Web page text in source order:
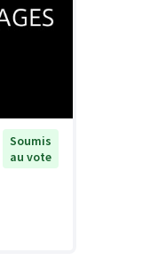
Soumis
au vote